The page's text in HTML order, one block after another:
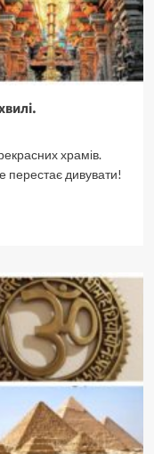
храмів.
перестає дивувати!